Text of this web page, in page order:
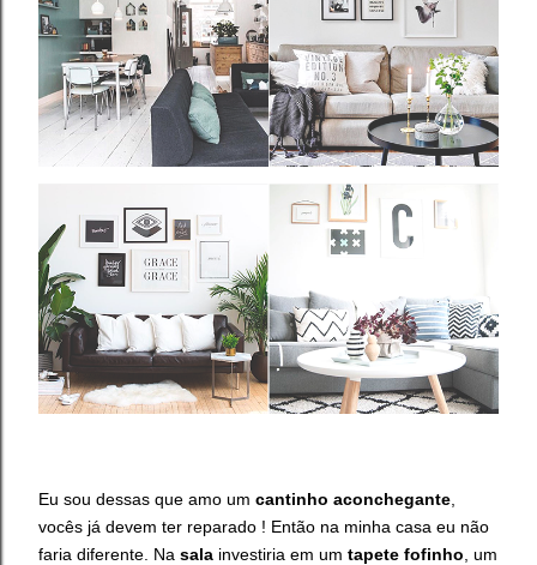
Eu sou dessas que amo um cantinho aconchegante
vocês já devem ter reparado ! Então na minha casa eu não
faria diferente. Na sala investiria em um tapete fofinho , um